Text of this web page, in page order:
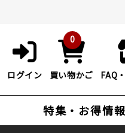
ログイン
0
買い物かご FAQ
特集・お得情報